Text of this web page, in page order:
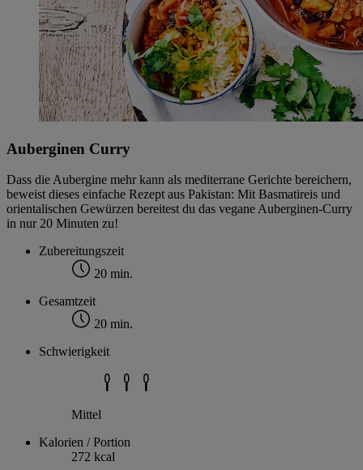
Auberginen Curry
Dass die Aubergine mehr kann als mediterrane Gerichte bereichern,
beweist dieses einfache Rezept aus Pakistan: Mit Basmatireis und
orientalischen Gewürzen bereitest du das vegane Auberginen-Curry
in nur 20 Minuten zu!
Zubereitungszeit
20 min.
Gesamtzeit
20 min.
Schwierigkeit
Mittel
Kalorien / Portion
272 kcal